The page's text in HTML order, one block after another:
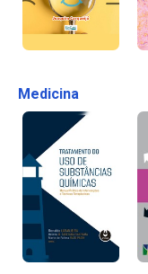
Medicina